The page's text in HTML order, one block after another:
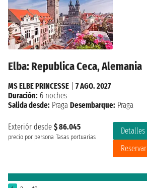
Elba: Republica Ceca, Alemania
Exteriór desde $ 86.045
precio por persona Tasas portuarias
Detalles
Reservar
MS ELBE PRINCESSE
7 AGO. 2027
Duración: 6 noches
Salida desde: Praga Desembarque: Praga